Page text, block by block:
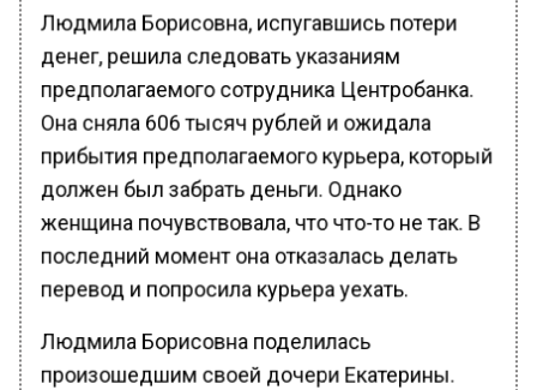
Людмила Борисовна, испугавшись потери
денег, решила следовать указаниям
предполагаемого сотрудника Центробанка.
Она сняла 606 тысяч рублей и ожидала
прибытия предполагаемого курьера, который
должен был забрать деньги. Однако
женщина почувствовала, что что-то не так. В
последний момент она отказалась делать
перевод и попросила курьера уехать.
Людмила Борисовна поделилась
произошедшим своей дочери Екатерины.